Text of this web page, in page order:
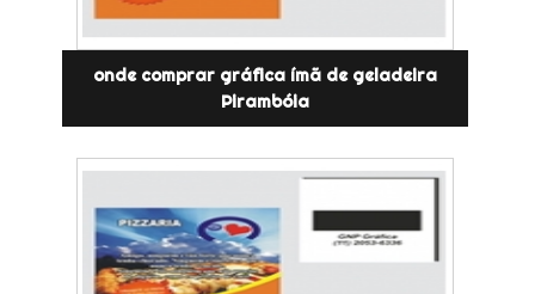
onde comprar gráfica ímã de geladeira
Pirambóia